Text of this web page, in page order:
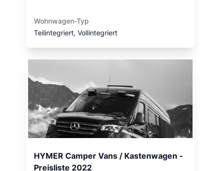
Wohnwagen-Typ
Teilintegriert, Vollintegriert
HYMER Camper Vans / Kastenwagen -
Preisliste 2022